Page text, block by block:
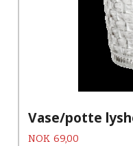
Vase/potte
Pris
NOK 69,00